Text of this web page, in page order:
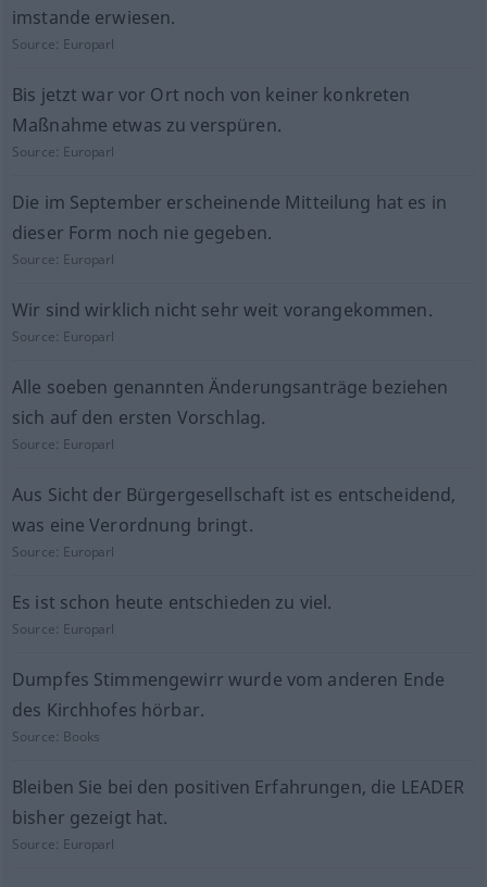
imstande erwiesen.
Source: Europarl
Bis jetzt war vor Ort noch von keiner konkreten
Maßnahme etwas zu verspüren.
Source: Europarl
Die im September erscheinende Mitteilung hat es in
dieser Form noch nie gegeben.
Source: Europarl
Wir sind wirklich nicht sehr weit vorangekommen.
Source: Europarl
Alle soeben genannten Änderungsanträge beziehen
sich auf den ersten Vorschlag.
Source: Europarl
Aus Sicht der Bürgergesellschaft ist es entscheidend,
was eine Verordnung bringt.
Source: Europarl
Es ist schon heute entschieden zu viel.
Source: Europarl
Dumpfes Stimmengewirr wurde vom anderen Ende
des Kirchhofes hörbar.
Source: Books
Bleiben Sie bei den positiven Erfahrungen, die LEADER
bisher gezeigt hat.
Source: Europarl